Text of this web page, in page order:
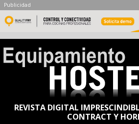
Publicidad
REVISTA DIGITAL
CONTRACT Y